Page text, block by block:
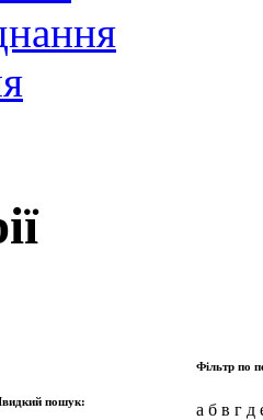
пошук:
Фільтр по
а б в г д